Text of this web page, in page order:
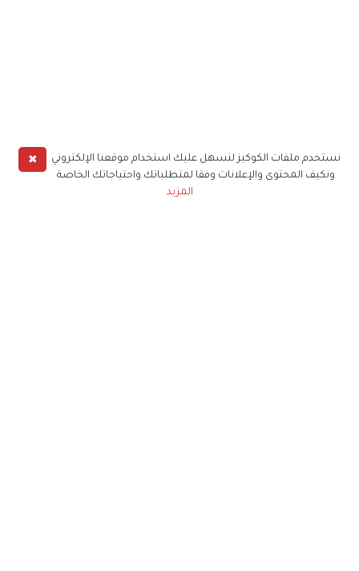
✖
نستخدم ملفات الكوكيز لنسهل عليك استخدام موقعنا الإلكتروني
ونكيف المحتوى والإعلانات وفقا لمتطلباتك واحتياجاتك الخاصة
المزيد